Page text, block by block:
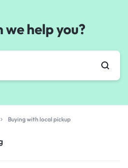
we help you?
Buying with local pickup